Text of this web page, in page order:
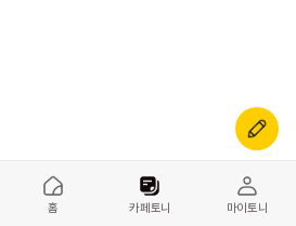
홈 카페토니 마이토니